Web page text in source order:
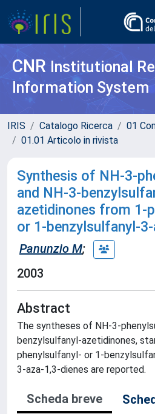
CNR Institutional
Information System
IRIS Catalogo Ricerca
01
01.01 Articolo in rivista
Synthesis of NH-3-
and NH-3-
azetidinones from 1-
or 1-benzylsulfanyl-
Panunzio M;
2003
Abstract
The syntheses of NH-3-
benzylsulfanyl-azetidinones,
phenylsulfanyl- or 1-
3-aza-1,3-dienes are reported.
Scheda breve